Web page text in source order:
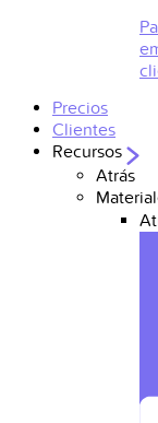
Precios
Clientes
Recursos
Atrás